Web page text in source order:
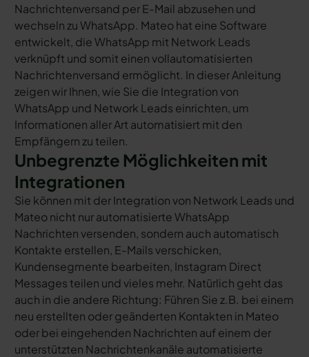
Nachrichtenversand per E-Mail abzusehen und
wechseln zu WhatsApp. Mateo hat eine Software
entwickelt, die WhatsApp mit Network Leads
verknüpft und somit einen vollautomatisierten
Nachrichtenversand ermöglicht. In dieser Anleitung
zeigen wir Ihnen, wie Sie die Integration von
WhatsApp und Network Leads einrichten, um
Informationen aller Art automatisiert mit den
Empfängern zu teilen.
Unbegrenzte Möglichkeiten mit
Integrationen
Sie können mit der Integration von Network Leads und
Mateo nicht nur automatisierte WhatsApp
Nachrichten versenden, sondern auch automatisch
Kontakte erstellen, E-Mails verschicken,
Kundensegmente bearbeiten, Instagram Direct
Messages teilen und vieles mehr. Natürlich geht das
auch in die andere Richtung: Führen Sie z.B. bei einem
neu erstellten oder geänderten Kontakten in Mateo
oder bei eingehenden Nachrichten auf einem der
unterstützten Nachrichtenkanäle automatisierte